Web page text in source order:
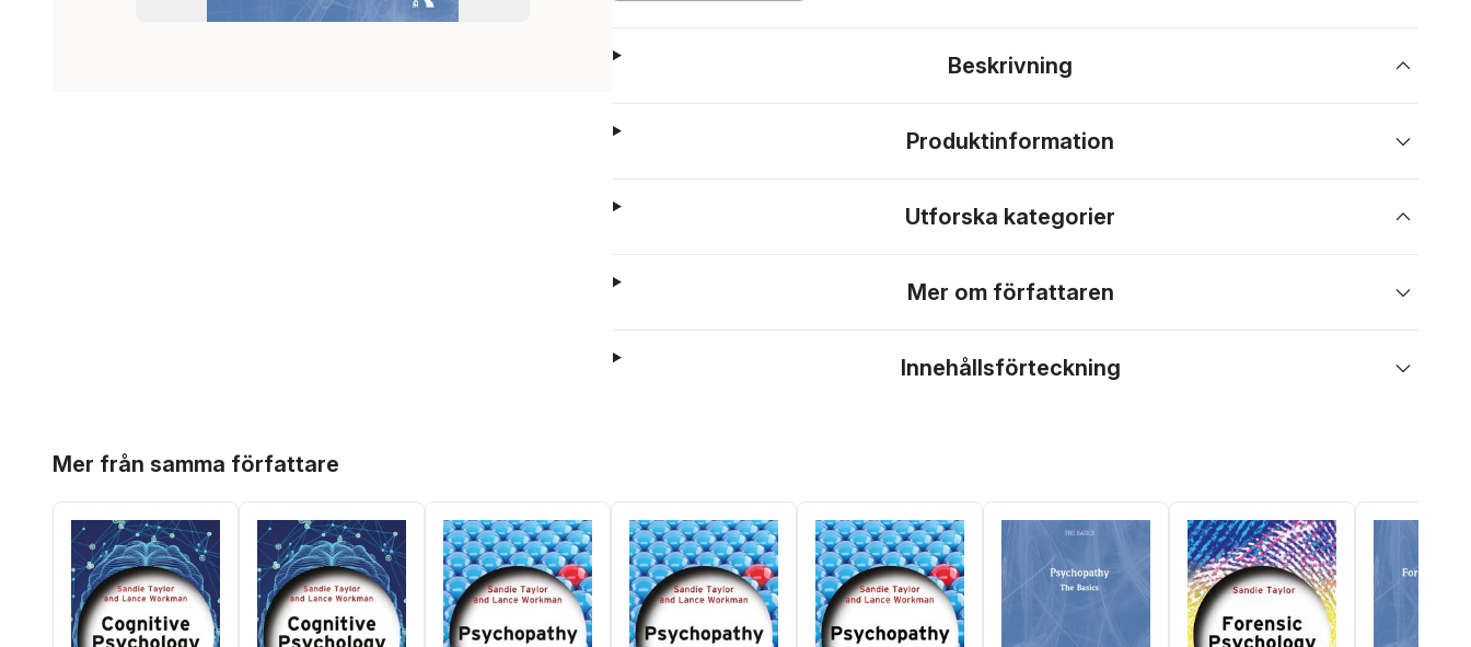
Beskrivning
Produktinformation
Utforska kategorier
Mer om författaren
Innehållsförteckning
Mer från samma författare